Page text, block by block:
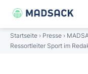
Startseite › Presse ›
Ressortleiter Sport im
ÜBER UNS
PORTFOLIO
PRESSE